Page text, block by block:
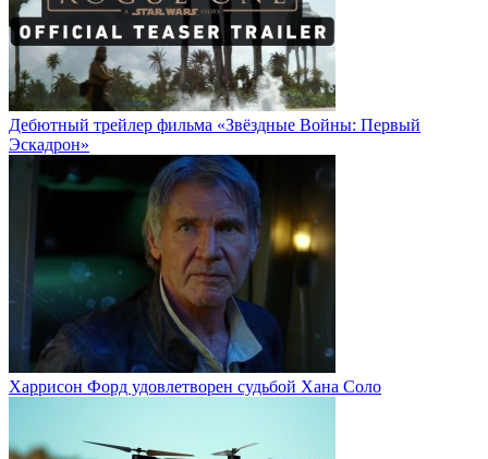
Дебютный трейлер фильма «Звёздные Войны: Первый
Эскадрон»
Харрисон Форд удовлетворен судьбой Хана Соло